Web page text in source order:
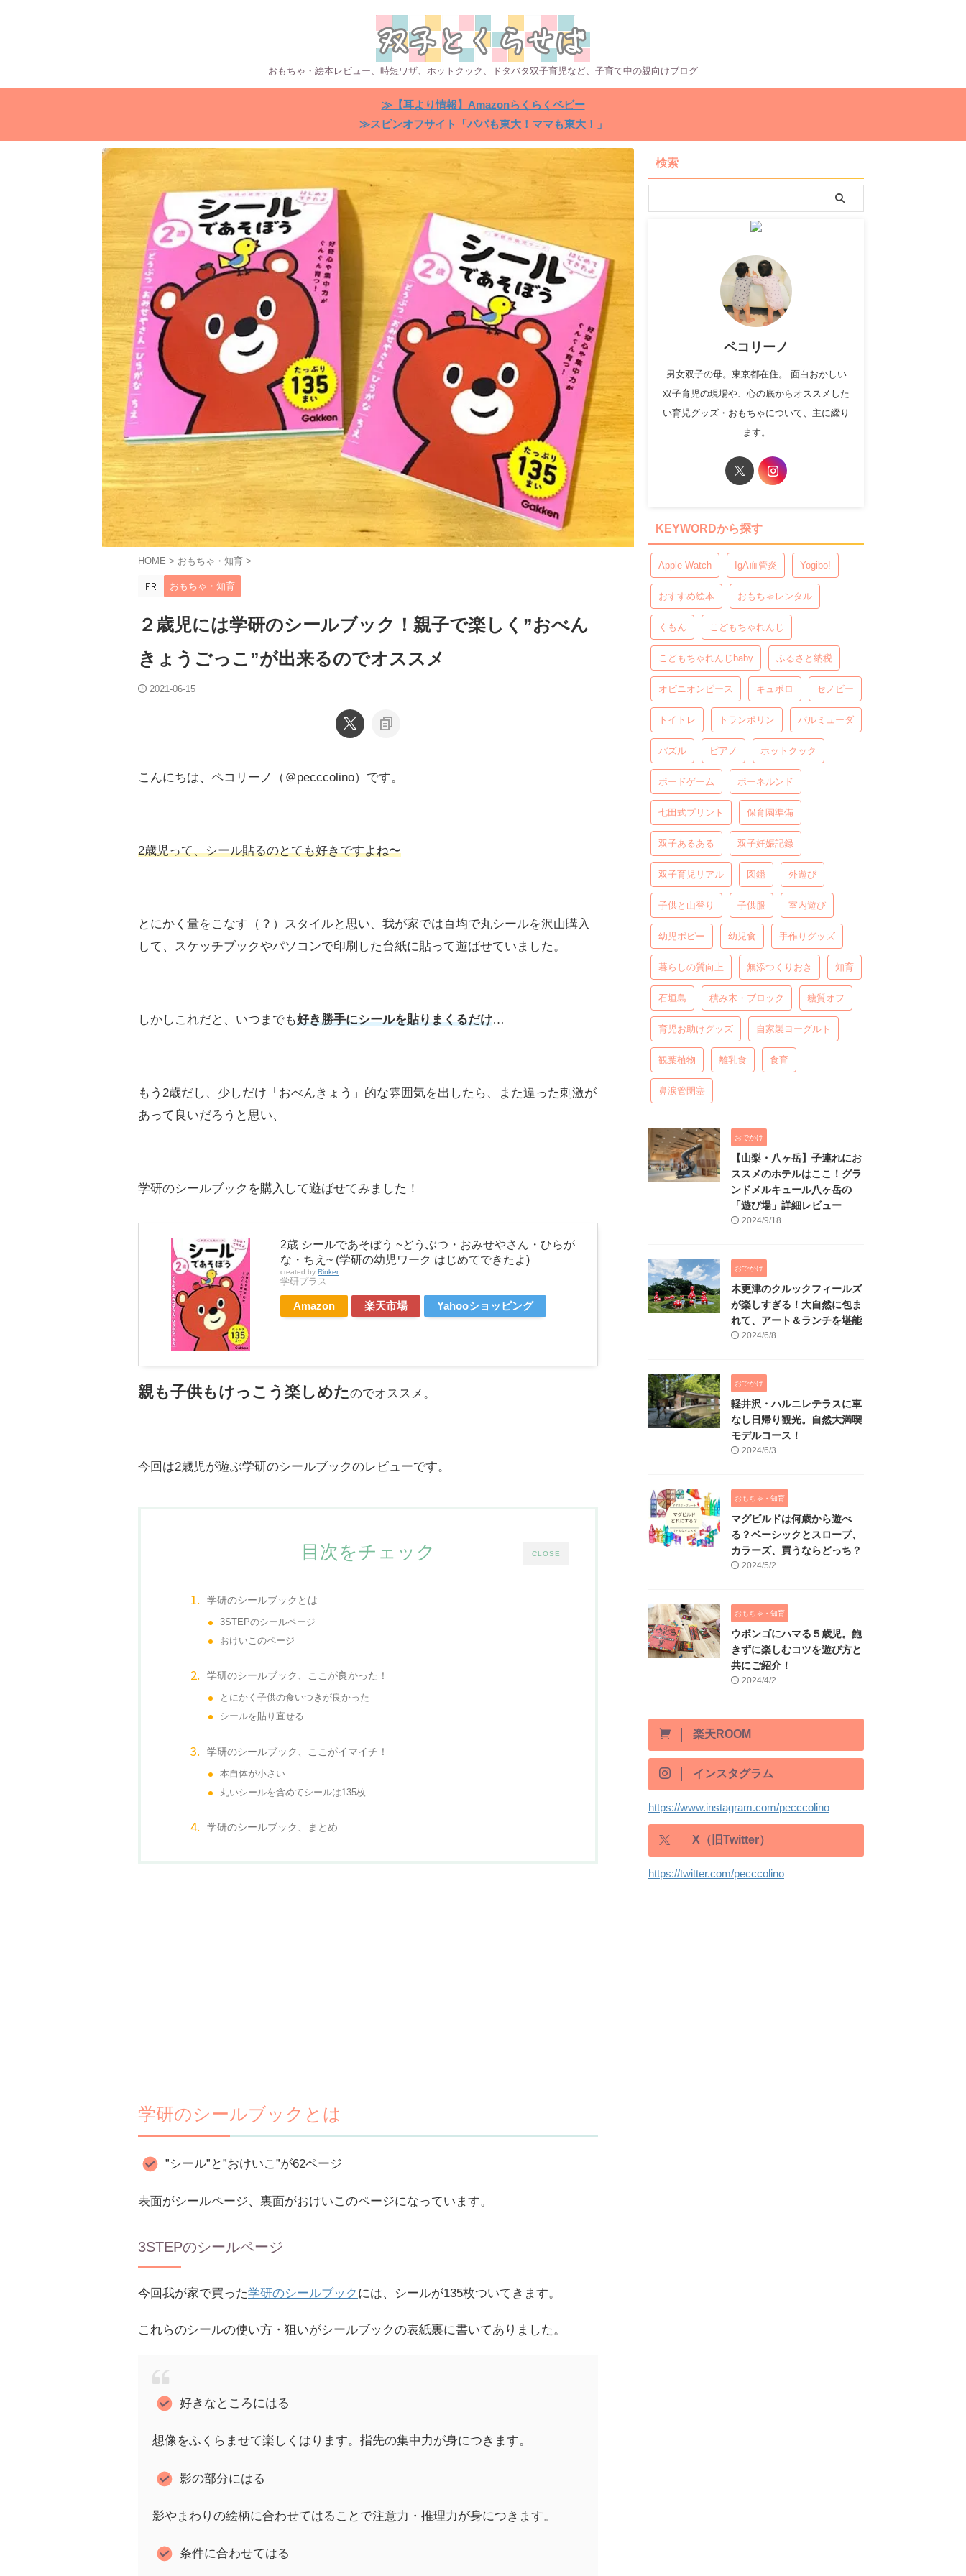
おもちゃ・絵本レビュー、時短ワザ、ホットクック、ドタバタ双子育児など、子育て中の親向けブログ
≫【耳より情報】Amazonらくらくベビー
≫スピンオフサイト「パパも東大！ママも東大！」
HOME > おもちゃ・知育 >
おもちゃ・知育
２歳児には学研のシールブック！親子で楽しく”おべん
きょうごっこ”が出来るのでオススメ
2021-06-15
こんにちは、ペコリーノ（＠pecccolino）です。
2歳児って、シール貼るのとても好きですよね〜
とにかく量をこなす（？）スタイルと思い、我が家では百均で丸シールを沢山購入
して、スケッチブックやパソコンで印刷した台紙に貼って遊ばせていました。
しかしこれだと、いつまでも好き勝手にシールを貼りまくるだけ…
もう2歳だし、少しだけ「おべんきょう」的な雰囲気を出したら、また違った刺激が
あって良いだろうと思い、
学研のシールブックを購入して遊ばせてみました！
2歳 シールであそぼう ~どうぶつ・おみせやさん・ひらが
な・ちえ~ (学研の幼児ワーク はじめてできたよ)
created by Rinker
学研プラス
Amazon 楽天市場 Yahooショッピング
親も子供もけっこう楽しめたのでオススメ。
今回は2歳児が遊ぶ学研のシールブックのレビューです。
CLOSE
目次をチェック
学研のシールブックとは
3STEPのシールページ
おけいこのページ
学研のシールブック、ここが良かった！
とにかく子供の食いつきが良かった
シールを貼り直せる
学研のシールブック、ここがイマイチ！
本自体が小さい
丸いシールを含めてシールは135枚
学研のシールブック、まとめ
学研のシールブックとは
”シール”と”おけいこ”が62ページ
表面がシールページ、裏面がおけいこのページになっています。
3STEPのシールページ
今回我が家で買った学研のシールブック には、シールが135枚ついてきます。
これらのシールの使い方・狙いがシールブックの表紙裏に書いてありました。
好きなところにはる
想像をふくらませて楽しくはります。指先の集中力が身につきます。
影の部分にはる
影やまわりの絵柄に合わせてはることで注意力・推理力が身につきます。
条件に合わせてはる
検索
ペコリーノ
男女双子の母。東京都在住。 面白おかしい
双子育児の現場や、心の底からオススメした
い育児グッズ・おもちゃについて、主に綴り
ます。
KEYWORDから探す
Apple Watch IgA血管炎 Yogibo!
おすすめ絵本 おもちゃレンタル
くもん こどもちゃれんじ
こどもちゃれんじbaby ふるさと納税
オピニオンピース キュボロ セノビー
トイトレ トランポリン バルミューダ
パズル ピアノ ホットクック
ボードゲーム ボーネルンド
七田式プリント 保育園準備
双子あるある 双子妊娠記録
双子育児リアル 図鑑 外遊び
子供と山登り 子供服 室内遊び
幼児ポピー 幼児食 手作りグッズ
暮らしの質向上 無添つくりおき 知育
石垣島 積み木・ブロック 糖質オフ
育児お助けグッズ 自家製ヨーグルト
観葉植物 離乳食 食育
鼻涙管閉塞
おでかけ
【山梨・八ヶ岳】子連れにお
ススメのホテルはここ！グラ
ンドメルキュール八ヶ岳の
「遊び場」詳細レビュー
2024/9/18
おでかけ
木更津のクルックフィールズ
が楽しすぎる！大自然に包ま
れて、アート＆ランチを堪能
2024/6/8
おでかけ
軽井沢・ハルニレテラスに車
なし日帰り観光。自然大満喫
モデルコース！
2024/6/3
おもちゃ・知育
マグビルドは何歳から遊べ
る？ベーシックとスロープ、
カラーズ、買うならどっち？
2024/5/2
おもちゃ・知育
ウボンゴにハマる５歳児。飽
きずに楽しむコツを遊び方と
共にご紹介！
2024/4/2
楽天ROOM
インスタグラム
https://www.instagram.com/pecccolino
X（旧Twitter）
https://twitter.com/pecccolino